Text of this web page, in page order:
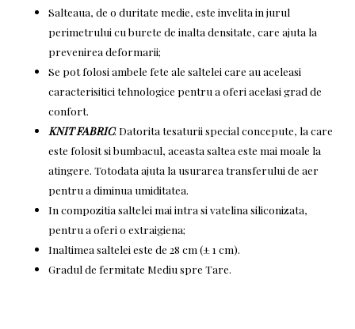
Salteaua, de o duritate medie, este invelita in jurul
perimetrului cu burete de inalta densitate, care ajuta la
prevenirea deformarii;
Se pot folosi ambele fete ale saltelei care au aceleasi
caracterisitici tehnologice pentru a oferi acelasi grad de
confort.
KNIT FABRIC: Datorita tesaturii special concepute, la care
este folosit si bumbacul, aceasta saltea este mai moale la
atingere. Totodata ajuta la usurarea transferului de aer
pentru a diminua umiditatea.
In compozitia saltelei mai intra si vatelina siliconizata,
pentru a oferi o extraigiena;
Inaltimea saltelei este de 28 cm (± 1 cm).
Gradul de fermitate Mediu spre Tare.